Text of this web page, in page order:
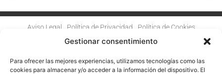
Gestionar consentimiento
Para ofrecer las mejores experiencias, utilizamos tecnologías como las
cookies para almacenar y/o acceder a la información del dispositivo. El
Aviso Legal Política de Privacidad
Política de Cookies
Accesibilidad Mapa web
MECANISMO DE RECUPERACIÓN Y RESILENCIA